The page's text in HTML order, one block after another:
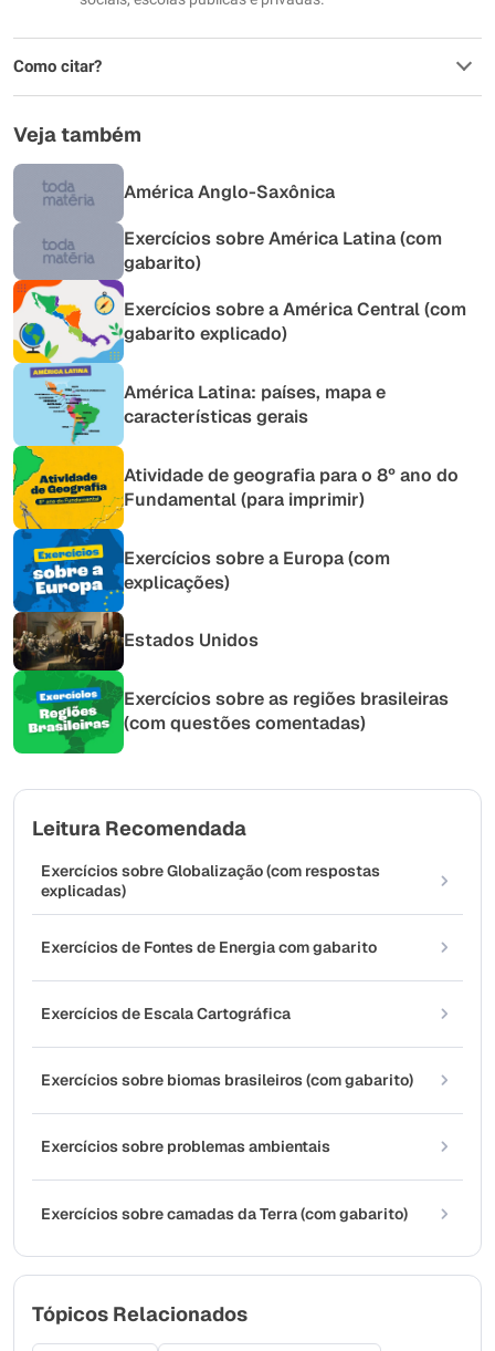
Como citar?
Veja também
América Anglo-Saxônica
Exercícios sobre América Latina (com
gabarito)
Exercícios sobre a América Central (com
gabarito explicado)
América Latina: países, mapa e
características gerais
Atividade de geografia para o 8º ano do
Fundamental (para imprimir)
Exercícios sobre a Europa (com
explicações)
Estados Unidos
Exercícios sobre as regiões brasileiras
(com questões comentadas)
Leitura Recomendada
Exercícios sobre Globalização (com respostas
explicadas)
Exercícios de Fontes de Energia com gabarito
Exercícios de Escala Cartográfica
Exercícios sobre biomas brasileiros (com gabarito)
Exercícios sobre problemas ambientais
Exercícios sobre camadas da Terra (com gabarito)
Tópicos Relacionados